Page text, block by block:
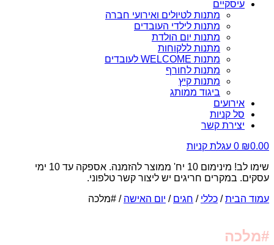
עיסקיים
מתנות לטיולים ואירועי חברה
מתנות לילדי העובדים
מתנות יום הולדת
מתנות ללקוחות
מתנות WELCOME לעובדים
מתנות לחורף
מתנות קיץ
ביגוד ממותג
אירועים
סל קניות
יצירת קשר
₪0.00
0 עגלת קניות
שימו לב! מינימום 10 יח' ממוצר להזמנה. אספקה עד 10 ימי
עסקים. במקרים חריגים יש ליצור קשר טלפוני.
עמוד הבית/ כללי / חגים / יום האישה / #מלכה
#מלכה